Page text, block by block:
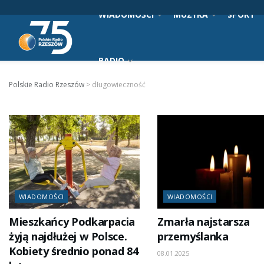
WIADOMOŚCI MUZYKA SPORT
RADIO
Polskie Radio Rzeszów > długowieczność
WIADOMOŚCI
Mieszkańcy Podkarpacia
żyją najdłużej w Polsce.
Kobiety średnio ponad 84
WIADOMOŚCI
Zmarła najstarsza
przemyślanka
08.01.2025